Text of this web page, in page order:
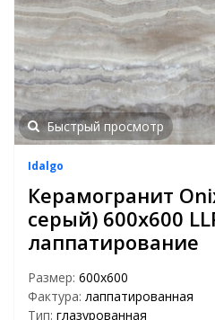
Быстрый просмотр
Idalgo
Керамогранит
серый) 600x600
лаппатирование
Размер: 600х600
Фактура: лаппатированная
Тип: глазурованная